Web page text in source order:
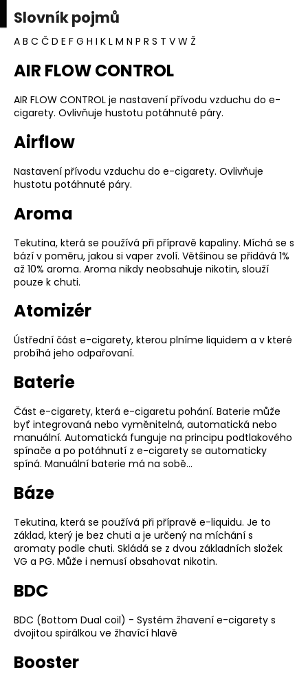
Přejít
na
obsah
Slovník pojmů
A B C Č D E F G H I K L M N P R S T V W Ž
V
ý
p
i
s
s
l
o
v
n
í
k
o
v
ý
c
h
o
j
m
ů
AIR FLOW CONTROL
AIR FLOW CONTROL je nastavení přívodu vzduchu do e-
cigarety. Ovlivňuje hustotu potáhnuté páry.
Airflow
Nastavení přívodu vzduchu do e-cigarety. Ovlivňuje
hustotu potáhnuté páry.
Aroma
Tekutina, která se používá při přípravě kapaliny. Míchá se s
bází v poměru, jakou si vaper zvolí. Většinou se přidává 1%
až 10% aroma. Aroma nikdy neobsahuje nikotin, slouží
pouze k chuti.
Atomizér
Ústřední část e-cigarety, kterou plníme liquidem a v které
probíhá jeho odpařovaní.
Baterie
Část e-cigarety, která e-cigaretu pohání. Baterie může
byť integrovaná nebo vyměnitelná, automatická nebo
manuální. Automatická funguje na principu podtlakového
spínače a po potáhnutí z e-cigarety se automaticky
spíná. Manuální baterie má na sobě…
Báze
Tekutina, která se používá při přípravě e-liquidu. Je to
základ, který je bez chuti a je určený na míchání s
aromaty podle chuti. Skládá se z dvou základních složek
VG a PG. Může i nemusí obsahovat nikotin.
BDC
BDC (Bottom Dual coil) - Systém žhavení e-cigarety s
dvojitou spirálkou ve žhavící hlavě
Booster
o Zpět
Zpět
C
o
p
t
ř
e
u
j
e
t
e
n
j
í
t
HLEDAT
D
o
p
r
č
u
e